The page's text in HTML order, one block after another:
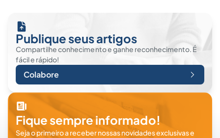
Publique seus artigos
Compartilhe conhecimento e ganhe reconhecimento. É
fácil e rápido!
Colabore
Fique sempre informado!
Seja o primeiro a receber nossas novidades exclusivas e